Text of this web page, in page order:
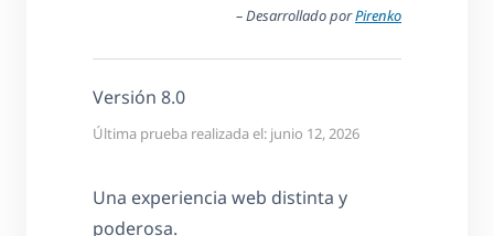
– Desarrollado porPirenko
Versión 8.0
Última prueba realizada el: junio 12, 2026
Una experiencia web distinta y
poderosa.